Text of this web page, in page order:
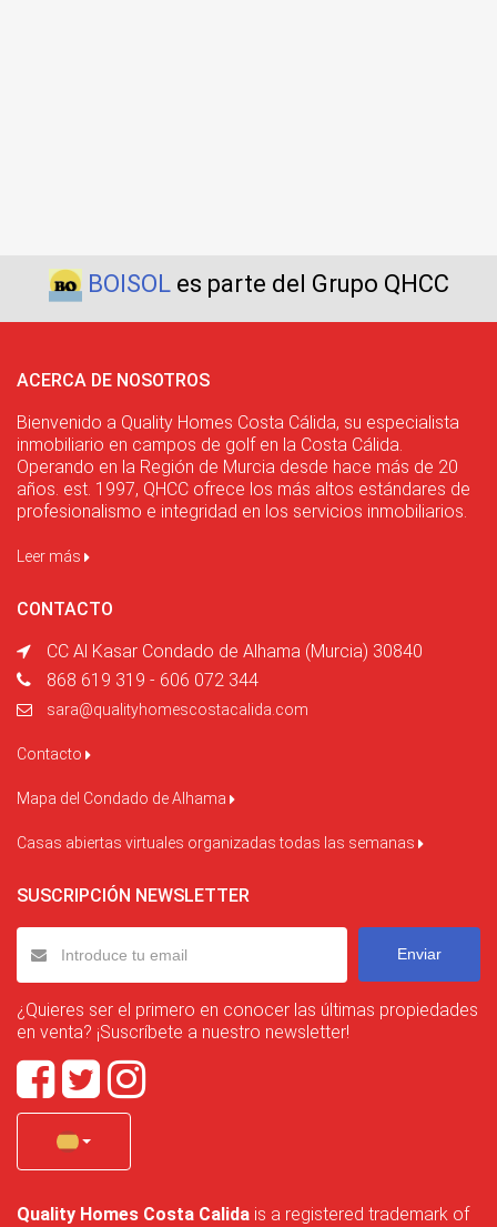
BOISOLes parte del Grupo QHCC
ACERCA DE NOSOTROS
Bienvenido a Quality Homes Costa Cálida, su especialista
inmobiliario en campos de golf en la Costa Cálida.
Operando en la Región de Murcia desde hace más de 20
años. est. 1997, QHCC ofrece los más altos estándares de
profesionalismo e integridad en los servicios inmobiliarios.
Leer más
CONTACTO
CC Al Kasar Condado de Alhama (Murcia) 30840
868 619 319 - 606 072 344
sara@qualityhomescostacalida.com
Contacto
Mapa del Condado de Alhama
Casas abiertas virtuales organizadas todas las semanas
SUSCRIPCIÓN NEWSLETTER
Enviar
¿Quieres ser el primero en conocer las últimas propiedades
en venta? ¡Suscríbete a nuestro newsletter!
Quality Homes Costa Calida is a registered trademark of